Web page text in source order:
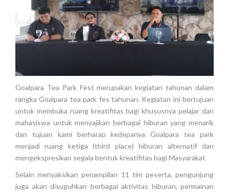
Goalpara Tea Park Fest merupakan kegiatan tahunan dalam
rangka Goalpara tea park fes tahunan. Kegiatan ini bertujuan
untuk membuka ruang kreatifitas bagi khususnya pelajar dan
mahasiswa untuk menyajikan berbagai hiburan yang menarik
dan tujuan kami berharap kedepanya Goalpara tea park
menjadi ruang ketiga (third place) hiburan alternatif dan
mengekspresikan segala bentuk kreatifitas bagi Masyarakat
Selain menyaksikan penampilan 11 tim peserta, pengunjung
juga akan disuguhkan berbagai aktivitas hiburan, permainan